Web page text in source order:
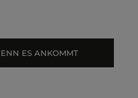
ES ANKOMMT